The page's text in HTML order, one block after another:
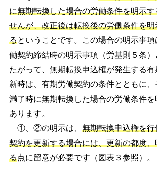
に無期転換した場合の労働条件を明示
せんが、改正後は転換後の労働条件を
るということです。この場合の明示事
働契約締結時の明示事項（労基則５条）
たがって、無期転換申込権が発生する
新時は、有期労働契約の条件とともに
満了時に無期転換した場合の労働条件
あります。
①、②の明示は、無期転換申込権を
契約を更新する場合には、更新の都度
る点に留意が必要です（図表３参照）。